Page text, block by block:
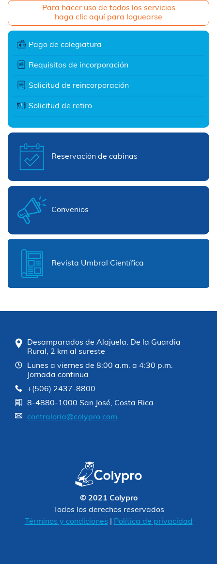
Para hacer uso de todos los servicios
haga clic aquí para loguearse
Pago de colegiatura
Requisitos de incorporación
Solicitud de reincorporación
Solicitud de retiro
Reservación de cabinas
Convenios
Revista Umbral Científica
Desamparados de Alajuela. De la Guardia
Rural, 2 km al sureste
Lunes a viernes de 8:00 a.m. a 4:30 p.m.
Jornada continua
+(506) 2437-8800
8-4880-1000 San José, Costa Rica
contraloria@colypro.com
© 2021 Colypro
Todos los derechos reservados
Términos y condiciones
Política de privacidad